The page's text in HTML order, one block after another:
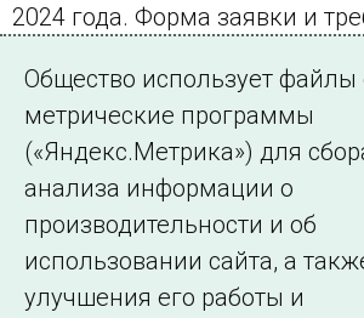
2024 года. Форма заявки и
в разделеУсловия участия.
← Все публикации
Подписаться на новости
Общество использует файлы
метрические программы
(«Яндекс.Метрика») для
анализа информации о
производительности и об
использовании сайта, а
улучшения его работы и